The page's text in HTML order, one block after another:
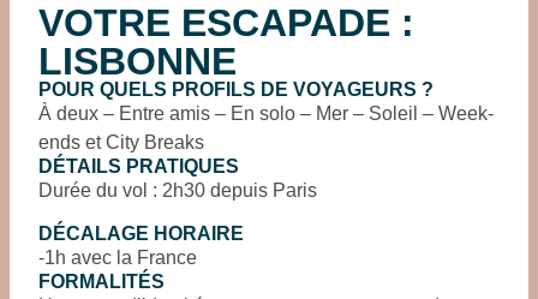
VOTRE ESCAPADE :
LISBONNE
POUR QUELS PROFILS DE VOYAGEURS ?
À deux – Entre amis – En solo – Mer – Soleil – Week-
ends et City Breaks
DÉTAILS PRATIQUES
Durée du vol : 2h30 depuis Paris
DÉCALAGE HORAIRE
-1h avec la France
FORMALITÉS